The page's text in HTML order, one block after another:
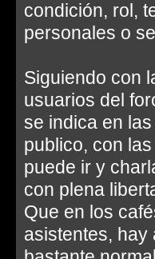
condición, rol,
personales o
Siguiendo con
usuarios del
se indica en
publico, con
puede ir y
con plena
Que en los
asistentes, hay